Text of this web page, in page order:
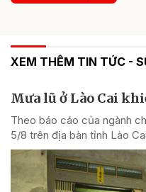
XEM THÊM TIN TỨC -
Mưa lũ ở Lào Cai
Theo báo cáo của ngành
5/8 trên địa bàn tỉnh Lào